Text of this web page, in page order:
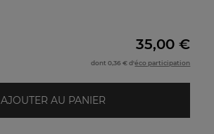
35,00 €
dont 0,36 € d'éco participation
AJOUTER AU PANIER